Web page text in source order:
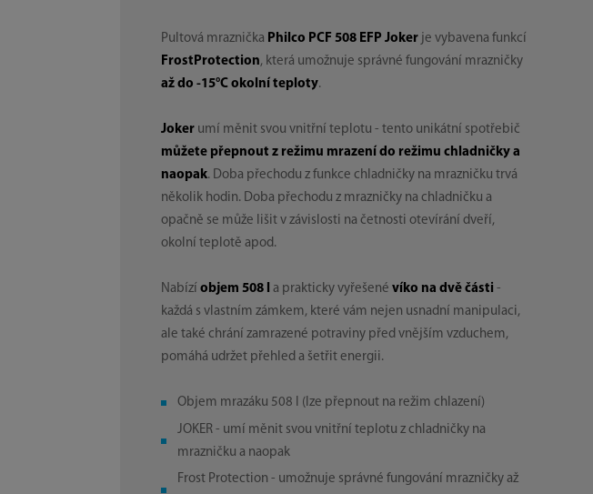
Pultová mraznička Philco PCF 508 EFP Joker je vybavena funkcí
FrostProtection, která umožnuje správné fungování mrazničky
až do -15°C okolní teploty.
Joker umí měnit svou vnitřní teplotu - tento unikátní spotřebič
můžete přepnout z režimu mrazení do režimu chladničky a
naopak. Doba přechodu z funkce chladničky na mrazničku trvá
několik hodin. Doba přechodu z mrazničky na chladničku a
opačně se může lišit v závislosti na četnosti otevírání dveří,
okolní teplotě apod.
Nabízíobjem 508 l a prakticky vyřešenévíko na dvě části -
každá s vlastním zámkem, které vám nejen usnadní manipulaci,
ale také chrání zamrazené potraviny před vnějším vzduchem,
pomáhá udržet přehled a šetřit energii.
Objem mrazáku 508 l (lze přepnout na režim chlazení)
JOKER - umí měnit svou vnitřní teplotu z chladničky na
mrazničku a naopak
Frost Protection - umožnuje správné fungování mrazničky až